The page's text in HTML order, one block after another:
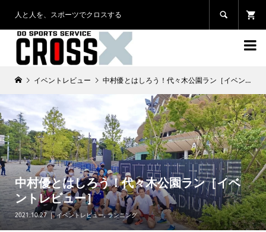
人と人を、スポーツでクロスする 

イベントレビュー 中村優とはしろう！代々木公園ラン［イベントレビュー］
中村優とはしろう！代々木公園ラン［イベ
ントレビュー］
2021.10.27 イベントレビュー,ランニング